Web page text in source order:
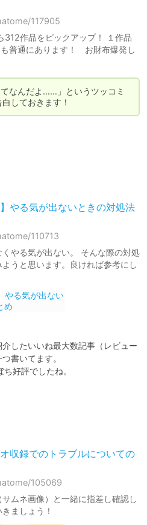
117905
312作品をピックアップ！ １作品
普通にあります！ お財布爆発し
なんだよ……」というツッコミ
やる気が出ないときの対処法
110713
やる気が出ない。 そんな際の対処
うと思います。良ければ参考にし
したいいね最大数記事（レビュー
書いてます。
好評でしたね。
収録でのトラブルについての
105069
ムネ画像）と一緒に指差し確認し
ましょう！